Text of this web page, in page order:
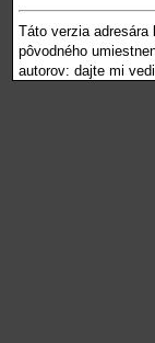
Táto verzia adresára
pôvodného
autorov: dajte mi